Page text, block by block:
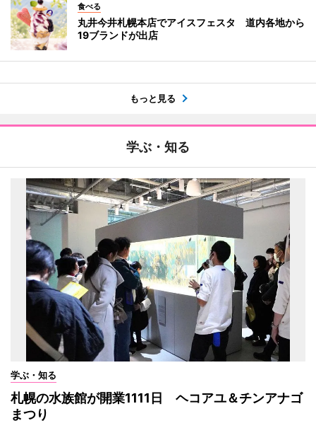
食べる
丸井今井札幌本店でアイスフェスタ 道内各地から
19ブランドが出店
もっと見る
学ぶ・知る
学ぶ・知る
札幌の水族館が開業1111日 ヘコアユ＆チンアナゴ
まつり